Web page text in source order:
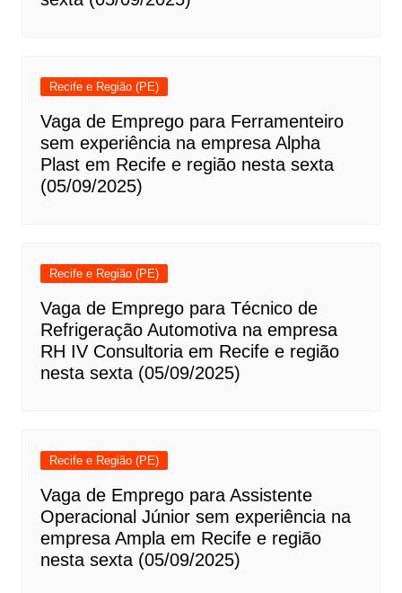
Recife e Região (PE)
Vaga de Emprego para Ferramenteiro
sem experiência na empresa Alpha
Plast em Recife e região nesta sexta
(05/09/2025)
Recife e Região (PE)
Vaga de Emprego para Técnico de
Refrigeração Automotiva na empresa
RH IV Consultoria em Recife e região
nesta sexta (05/09/2025)
Recife e Região (PE)
Vaga de Emprego para Assistente
Operacional Júnior sem experiência na
empresa Ampla em Recife e região
nesta sexta (05/09/2025)